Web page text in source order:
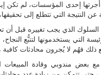
إحدى المؤسسات، لم تكن
تتطلع إلى تحقيقها، وهي: زيادة كبيرة (أكثر
الذي يجب تغييره قبل أن
التي يستخدمونها لتتبُّع
ذلك فهُم لا يُجرون محادثات كافية
بعض مندوبي وقادة المبيعات